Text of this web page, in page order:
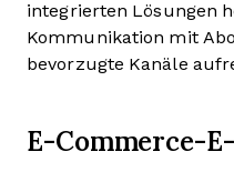
integrierten Lösungen
Kommunikation mit
bevorzugte Kanäle
E-Commerce-